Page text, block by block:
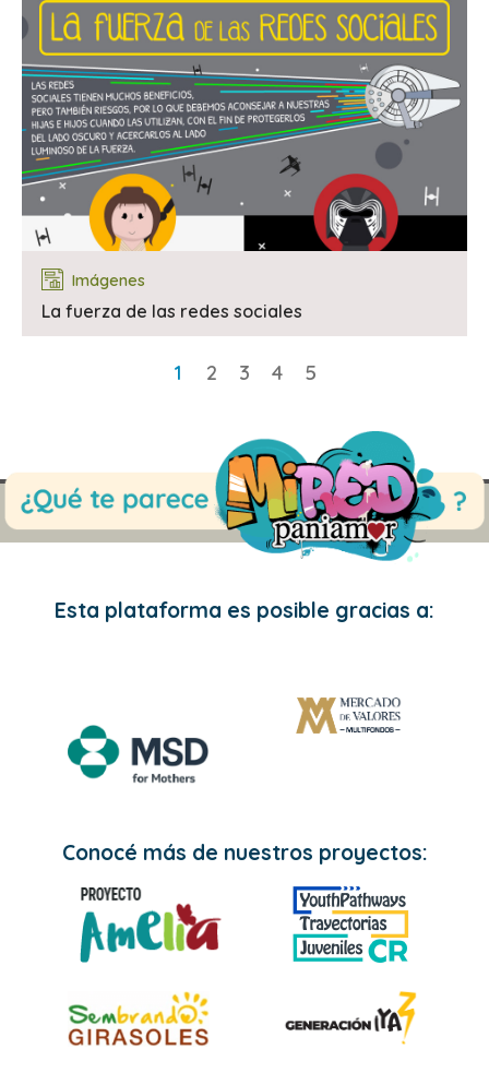
Imágenes
La fuerza de las redes sociales
1 2 3 4 5
Esta plataforma es posible gracias a:
Conocé más de nuestros proyectos: